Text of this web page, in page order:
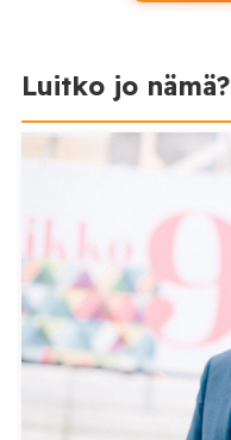
Luitko jo nämä?